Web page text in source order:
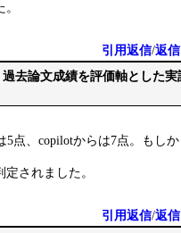
引用返信/返信
去論文成績を評価軸とした実
点、copilotからは7点。もし
されました。
引用返信/返信